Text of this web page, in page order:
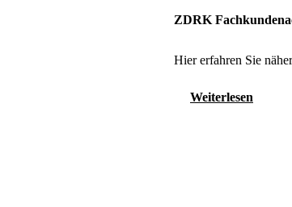
ZDRK
Hier erfahren Sie
Weiterlesen